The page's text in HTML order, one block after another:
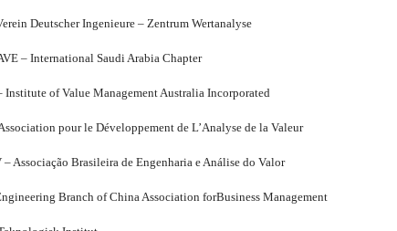
Deutscher Ingenieure – Zentrum Wertanalyse
– International Saudi Arabia Chapter
Institute of Value Management Australia Incorporated
pour le Développement de L’Analyse de la Valeur
– Associação Brasileira de Engenharia e Análise do Valor
Branch of China Association forBusiness Management